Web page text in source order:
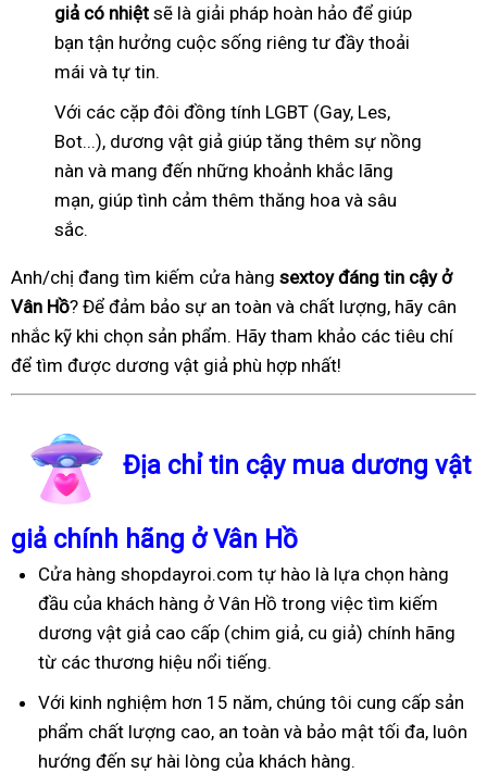
giả có nhiệt sẽ là giải pháp hoàn hảo để giúp
bạn tận hưởng cuộc sống riêng tư đầy thoải
mái và tự tin.
Với các cặp đôi đồng tính LGBT (Gay, Les,
Bot...), dương vật giả giúp tăng thêm sự nồng
nàn và mang đến những khoảnh khắc lãng
mạn, giúp tình cảm thêm thăng hoa và sâu
sắc.
Anh/chị đang tìm kiếm cửa hàng sextoy đáng tin cậy ở
Vân Hồ? Để đảm bảo sự an toàn và chất lượng, hãy cân
nhắc kỹ khi chọn sản phẩm. Hãy tham khảo các tiêu chí
để tìm được dương vật giả phù hợp nhất!
Địa chỉ tin cậy mua dương vật
giả chính hãng ở Vân Hồ
Cửa hàng shopdayroi.com tự hào là lựa chọn hàng
đầu của khách hàng ở Vân Hồ trong việc tìm kiếm
dương vật giả cao cấp (chim giả, cu giả) chính hãng
từ các thương hiệu nổi tiếng.
Với kinh nghiệm hơn 15 năm, chúng tôi cung cấp sản
phẩm chất lượng cao, an toàn và bảo mật tối đa, luôn
hướng đến sự hài lòng của khách hàng.